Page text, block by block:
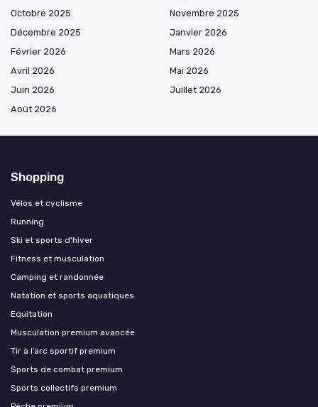
Octobre 2025
Novembre 2025
Décembre 2025
Janvier 2026
Février 2026
Mars 2026
Avril 2026
Mai 2026
Juin 2026
Juillet 2026
Août 2026
Shopping
Vélos et cyclisme
Running
Ski et sports d'hiver
Fitness et musculation
Camping et randonnée
Natation et sports aquatiques
Equitation
Musculation premium avancée
Tir à l’arc sportif premium
Sports de combat premium
Sports collectifs premium